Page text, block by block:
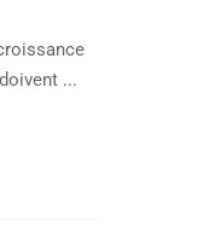
...